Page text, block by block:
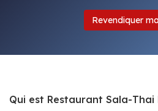
Revendiquer
Qui est Restaurant Sala-Thai